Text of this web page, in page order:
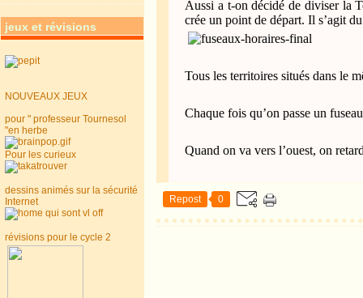
jeux et révisions
NOUVEAUX JEUX
pour " professeur Tournesol
"en herbe
Pour les curieux
dessins animés sur la sécurité
Internet
révisions pour le cycle 2
Aussi a t-on décidé de diviser la
crée un point de départ. Il s’agit
Tous les territoires situés dans le
Chaque fois qu’on passe un
Quand on va vers l’ouest, on
Repost 0